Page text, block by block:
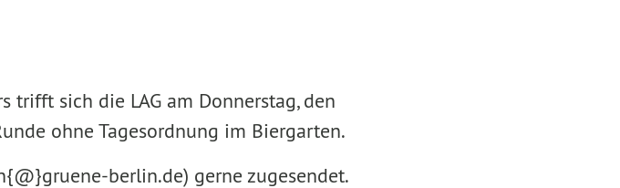
trifft sich die LAG am Donnerstag, den
ohne Tagesordnung im Biergarten.
berlin.de) gerne zugesendet.